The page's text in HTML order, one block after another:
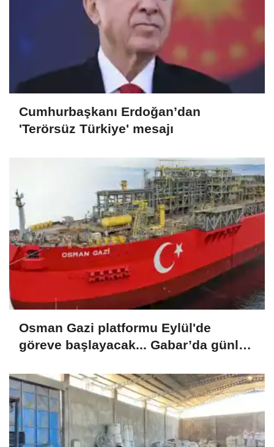
Cumhurbaşkanı Erdoğan’dan
'Terörsüz Türkiye' mesajı
Osman Gazi platformu Eylül'de
göreve başlayacak... Gabar’da günlük